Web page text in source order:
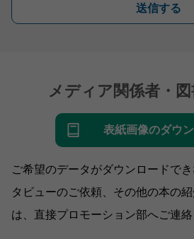
送信する
メディア関係者・
表紙画像のダウ
ご希望のデータがダウンロードで
タビューのご依頼、その他の本の
は、直接プロモーション部へご連絡